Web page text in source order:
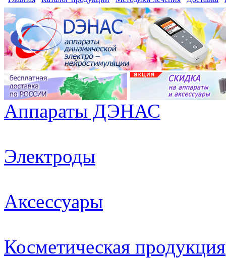
Аппараты ДЭНАС
Электроды
Аксессуары
Косметическая продукция